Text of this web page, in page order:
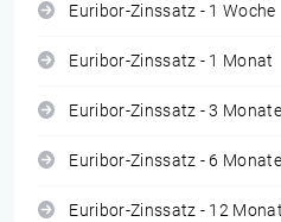
Euribor-Zinssatz - 1 Woche
Euribor-Zinssatz - 1 Monat
Euribor-Zinssatz - 3 Monate
Euribor-Zinssatz - 6 Monate
Euribor-Zinssatz - 12